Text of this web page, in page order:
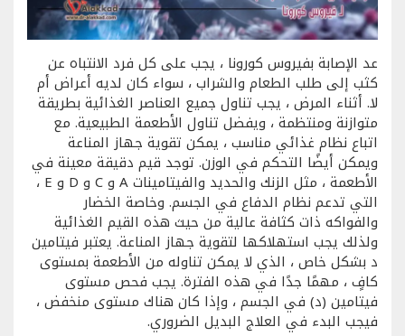
عد الإصابة بفيروس كورونا ، يجب على كل فرد الانتباه عن
كثب إلى طلب الطعام والشراب ، سواء كان لديه أعراض أم
لا. أثناء المرض ، يجب تناول جميع العناصر الغذائية بطريقة
متوازنة ومنتظمة ، ويفضل تناول الأطعمة الطبيعية. مع
اتباع نظام غذائي مناسب ، يمكن تقوية جهاز المناعة
ويمكن أيضًا التحكم في الوزن. توجد قيم دقيقة معينة في
الأطعمة ، مثل الزنك والحديد والفيتامينات A و C و D و E ،
التي تدعم نظام الدفاع في الجسم. وخاصة الخضار
والفواكه ذات كثافة عالية من حيث هذه القيم الغذائية
ولذلك يجب استهلاكها لتقوية جهاز المناعة. يعتبر فيتامين
د بشكل خاص ، الذي لا يمكن تناوله من الأطعمة بمستوى
كافٍ ، مهمًا جدًا في هذه الفترة. يجب فحص مستوى
فيتامين (د) في الجسم ، وإذا كان هناك مستوى منخفض ،
فيجب البدء في العلاج البديل الضروري.